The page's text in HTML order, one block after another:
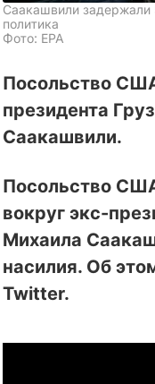
Саакашвили задержали
политика
Фото: ЕРА
Посольство
президента
Саакашвили.
Посольство
вокруг экс-
Михаила
насилия. Об
Twitter.